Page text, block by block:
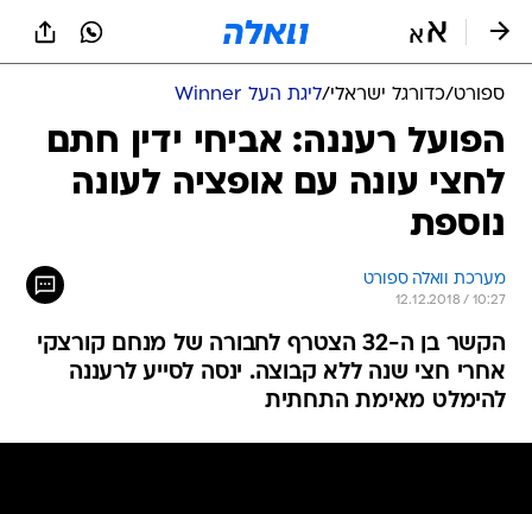
ספורט/כדורגל ישראלי/ליגת העל Winner
הפועל רעננה: אביחי ידין חתם
לחצי עונה עם אופציה לעונה
נוספת
מערכת וואלה ספורט
12.12.2018 / 10:27
הקשר בן ה-32 הצטרף לחבורה של מנחם קורצקי
אחרי חצי שנה ללא קבוצה. ינסה לסייע לרעננה
להימלט מאימת התחתית